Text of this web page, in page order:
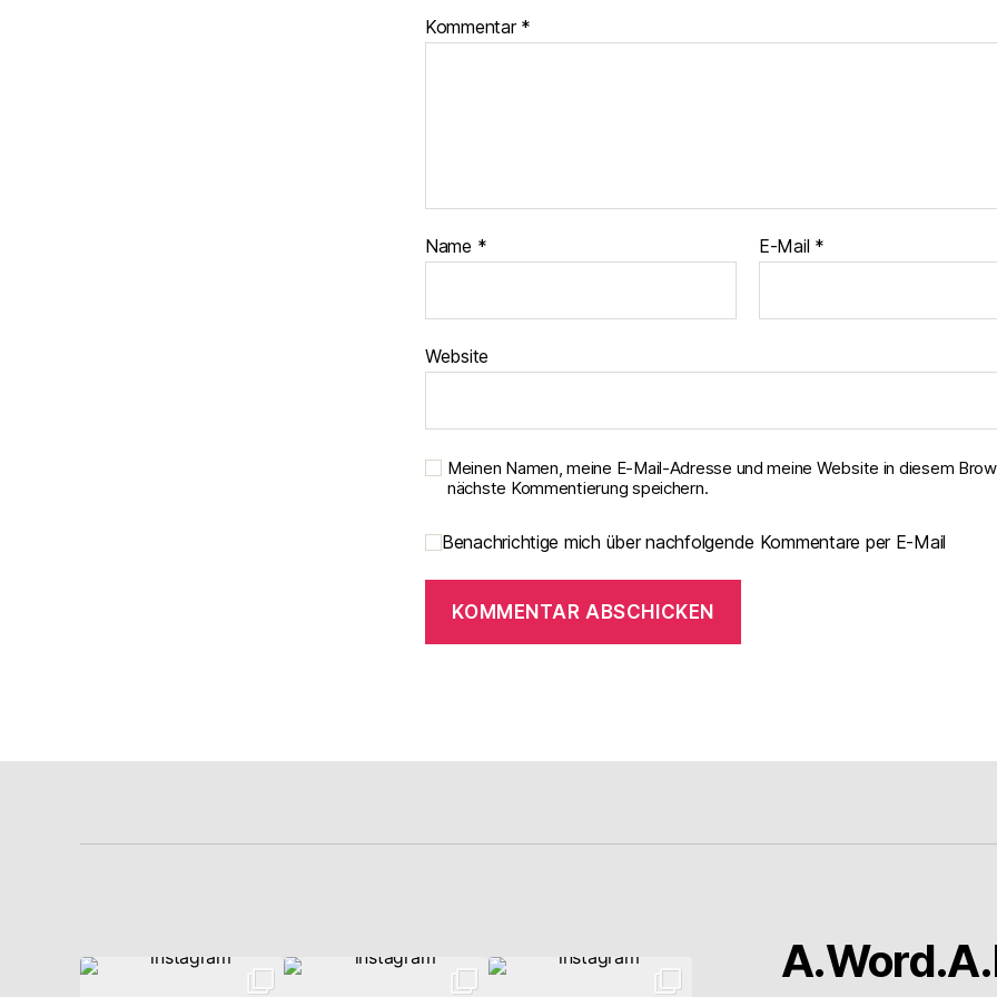
Kommentar *
Name * E-Mail *
Website
Meinen Namen, meine E-Mail-Adresse und meine Website in diesem
nächste Kommentierung speichern.
Benachrichtige mich über nachfolgende Kommentare per E-Mail